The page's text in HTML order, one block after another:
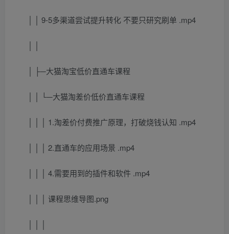
│ │ 9-5多渠道尝试提升转化 不要只研究刷单 .mp4
│ ├─大猫淘宝低价直通车课程
│ │ └─大猫淘差价低价直通车课程
│ │ │ 1.淘差价付费推广原理，打破烧钱认知 .mp4
│ │ │ 2.直通车的应用场景 .mp4
│ │ │ 4.需要用到的插件和软件 .mp4
│ │ │ 课程思维导图.png